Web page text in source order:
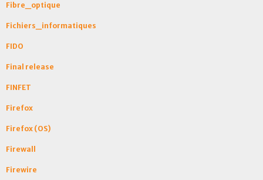
Fibre_optique
Fichiers_informatiques
FIDO
Final release
FINFET
Firefox
Firefox (OS)
Firewall
Firewire